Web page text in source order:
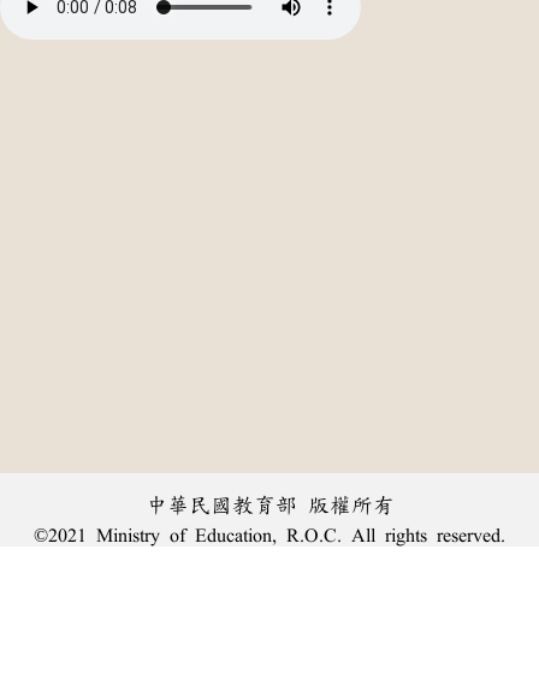
中華民國教育部 版權所有
©2021 Ministry of Education, R.O.C. All rights reserved.